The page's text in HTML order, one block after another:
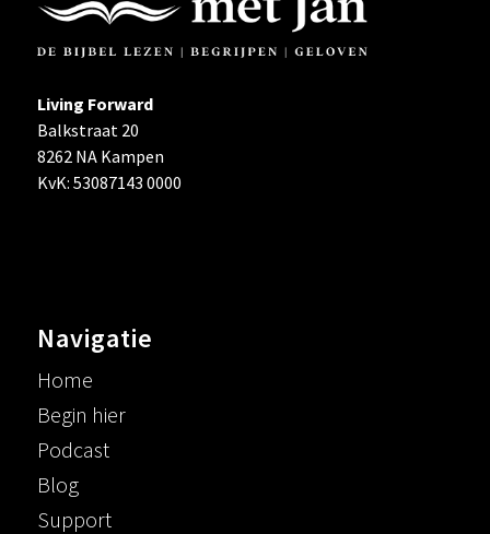
Living Forward
Balkstraat 20
8262 NA Kampen
KvK: 53087143 0000
Navigatie
Home
Begin hier
Podcast
Blog
Support